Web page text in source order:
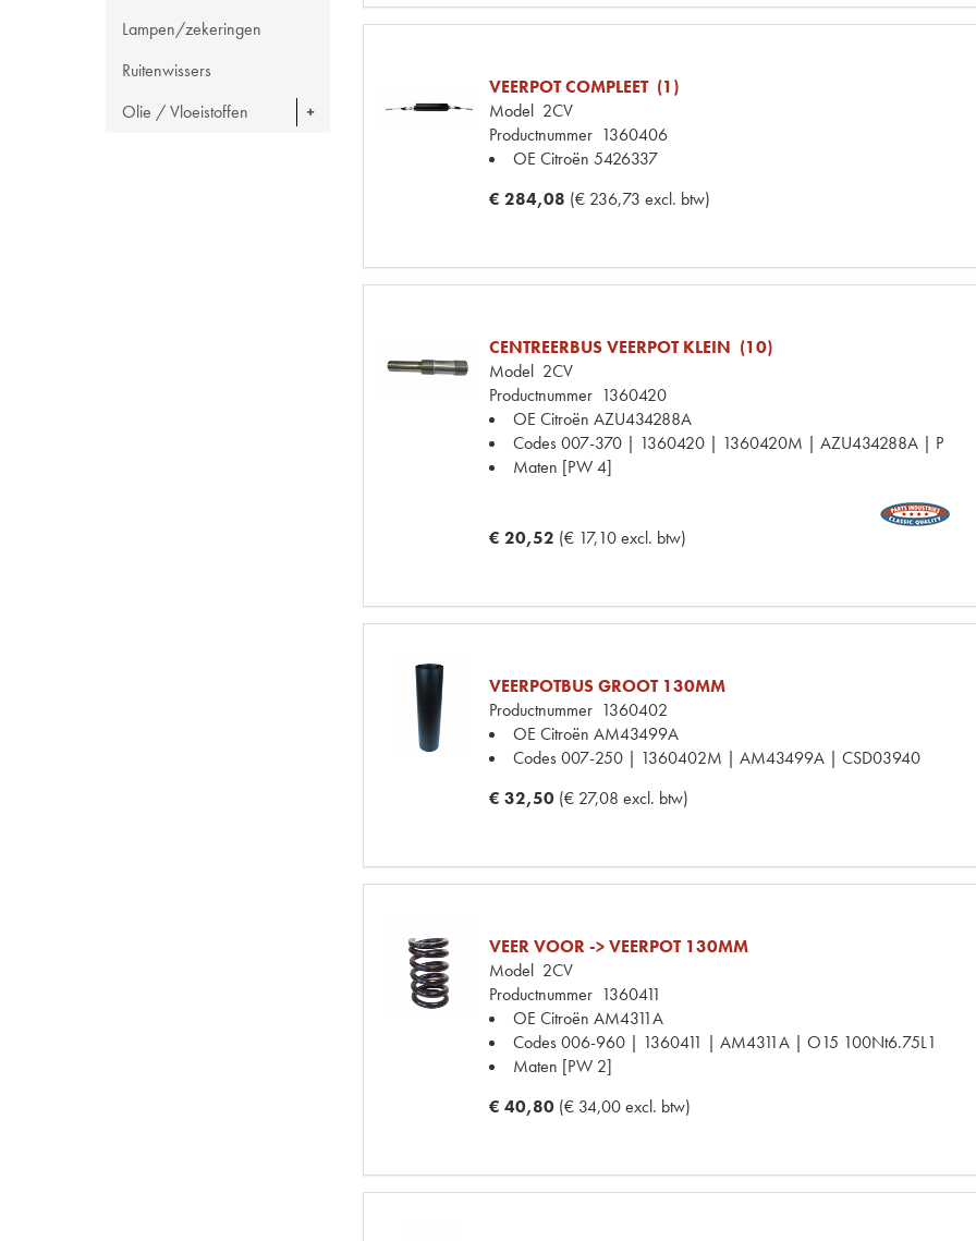
Lampen/zekeringen
Ruitenwissers
Olie / Vloeistoffen
VEERPOT COMPLEET (1)
Model 2CV
Productnummer 1360406
OE Citroën 5426337
€ 284,08 (€ 236,73 excl. btw)
CENTREERBUS VEERPOT KLEIN (10)
Model 2CV
Productnummer 1360420
OE Citroën AZU434288A
Codes007-370 | 1360420 | 1360420M | AZU434288A | P
Maten [PW 4]
€ 20,52 (€ 17,10 excl. btw)
VEERPOTBUS GROOT 130MM
Productnummer 1360402
OE Citroën AM43499A
Codes007-250 | 1360402M | AM43499A | CSD03940
€ 32,50 (€ 27,08 excl. btw)
VEER VOOR -> VEERPOT 130MM
Model 2CV
Productnummer 1360411
OE Citroën AM4311A
Codes006-960 | 1360411 | AM4311A | O15 100Nt6.75L1
Maten [PW 2]
€ 40,80 (€ 34,00 excl. btw)